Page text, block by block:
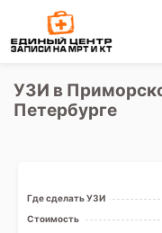
УЗИ в
Петербурге
Где сделать УЗИ
Стоимость